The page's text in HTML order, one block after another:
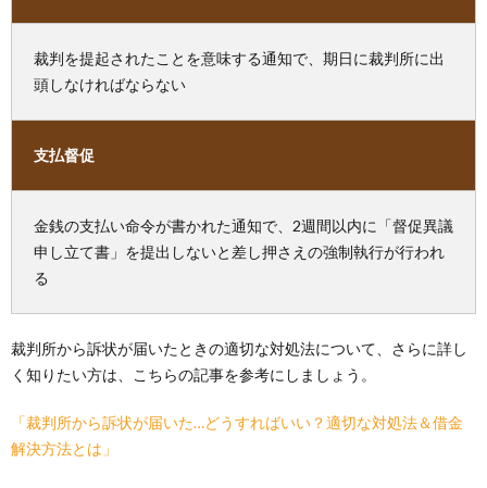
裁判を提起されたことを意味する通知で、期日に裁判所に出
頭しなければならない
支払督促
金銭の支払い命令が書かれた通知で、2週間以内に「督促異議
申し立て書」を提出しないと差し押さえの強制執行が行われ
る
裁判所から訴状が届いたときの適切な対処法について、さらに詳し
く知りたい方は、こちらの記事を参考にしましょう。
「裁判所から訴状が届いた…どうすればいい？適切な対処法＆借金
解決方法とは」